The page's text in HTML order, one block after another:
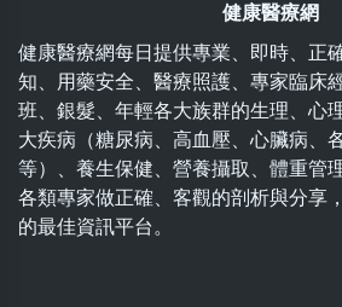
健康醫療網
健康醫療網每日提供專業、即時、正
知、用藥安全、醫療照護、專家臨床
班、銀髮、年輕各大族群的生理、心
大疾病（糖尿病、高血壓、心臟病、
等）、養生保健、營養攝取、體重管
各類專家做正確、客觀的剖析與分享
的最佳資訊平台。